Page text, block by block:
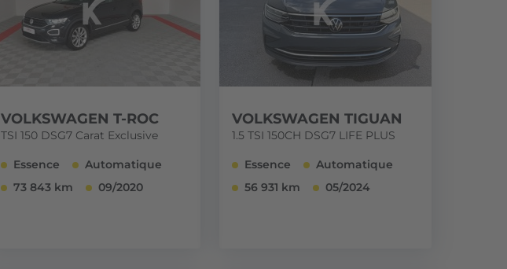
VOLKSWAGEN T-ROC
TSI 150 DSG7 Carat Exclusive
Essence
Automatique
73 843 km
09/2020
VOLKSWAGEN TIGUAN
1.5 TSI 150CH DSG7 LIFE PLUS
Essence
Automatique
56 931 km
05/2024